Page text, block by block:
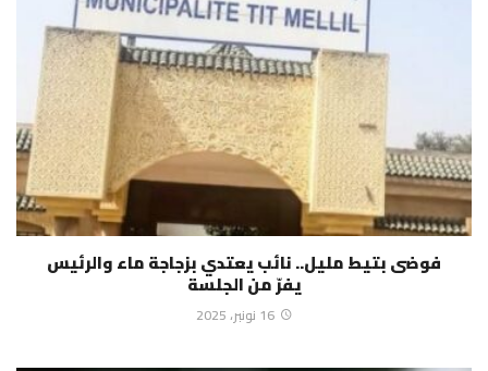
فوضى بتيط مليل.. نائب يعتدي بزجاجة ماء والرئيس
يفرّ من الجلسة
16 نونبر، 2025